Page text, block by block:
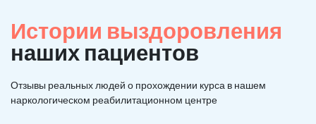
Истории выздоровления
наших пациентов
Отзывы реальных людей о прохождении курса в нашем
наркологическом реабилитационном центре